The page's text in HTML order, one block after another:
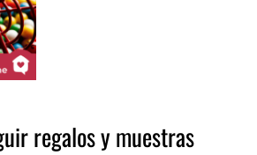
regalos y muestras